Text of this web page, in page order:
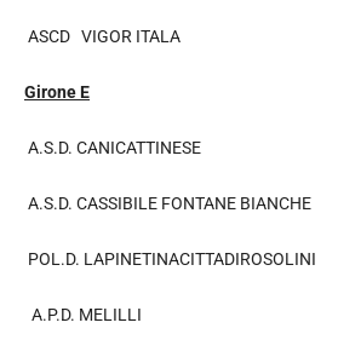
ASCD VIGOR ITALA
Girone E
A.S.D. CANICATTINESE
A.S.D. CASSIBILE FONTANE BIANCHE
POL.D. LAPINETINACITTADIROSOLINI
A.P.D. MELILLI